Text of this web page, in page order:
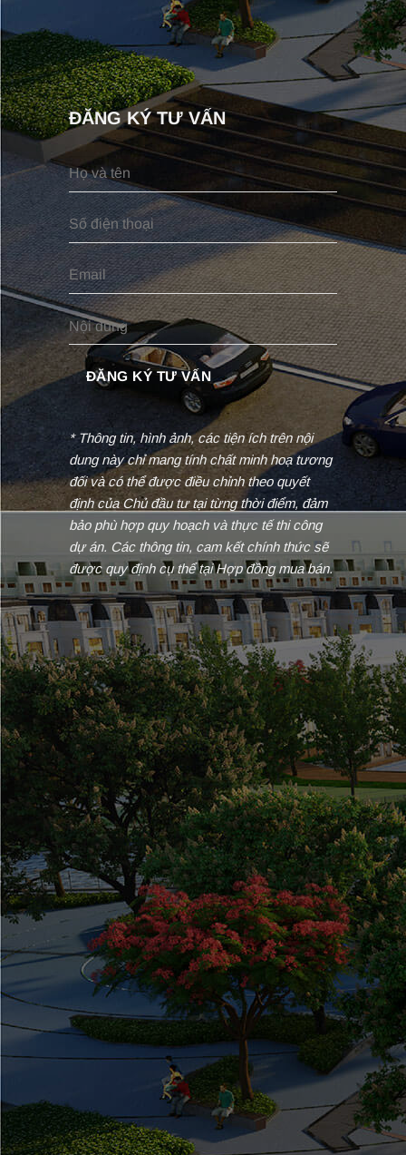
ĐĂNG KÝ TƯ VẤN
* Thông tin, hình ảnh, các tiện ích trên nội
dung này chỉ mang tính chất minh hoạ tương
đối và có thể được điều chỉnh theo quyết
định của Chủ đầu tư tại từng thời điểm, đảm
bảo phù hợp quy hoạch và thực tế thi công
dự án. Các thông tin, cam kết chính thức sẽ
được quy định cụ thể tại Hợp đồng mua bán.